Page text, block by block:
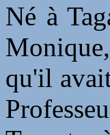
Né à
qu'il